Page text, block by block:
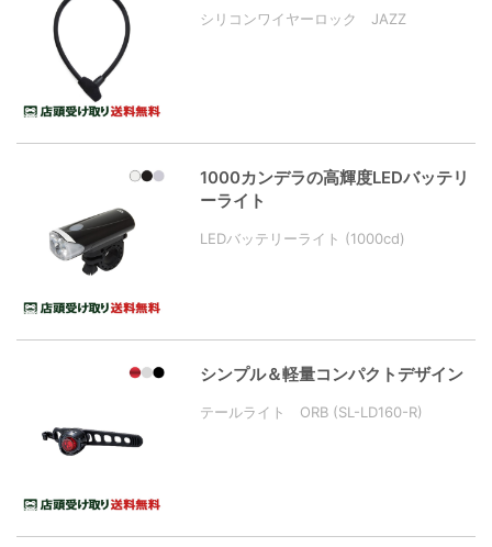
シリコンワイヤーロック JAZZ
1000カンデラの高輝度LEDバッテリ
ーライト
LEDバッテリーライト (1000cd)
シンプル＆軽量コンパクトデザイン
テールライト ORB (SL-LD160-R)